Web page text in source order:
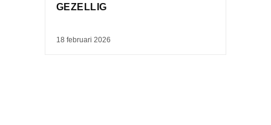
GEZELLIG
18 februari 2026